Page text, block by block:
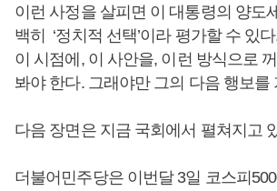
이런 사정을 살피면 이 대통령의 양도
백히 ‘정치적 선택’이라 평가할 수 있
이 시점에, 이 사안을, 이런 방식으로
봐야 한다. 그래야만 그의 다음 행보를
다음 장면은 지금 국회에서 펼쳐지고
더불어민주당은 이번달 3일 코스피